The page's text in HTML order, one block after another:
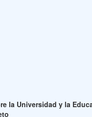
la Universidad y la